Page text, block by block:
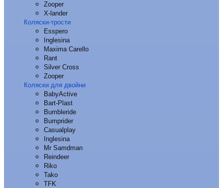
Zooper
X-lander
Коляски-трости
Esspero
Inglesina
Maxima Carello
Rant
Silver Cross
Zooper
Коляски для двойни
BabyActive
Bart-Plast
Bumbleride
Bumprider
Casualplay
Inglesina
Mr Samdman
Reindeer
Riko
Tako
TFK